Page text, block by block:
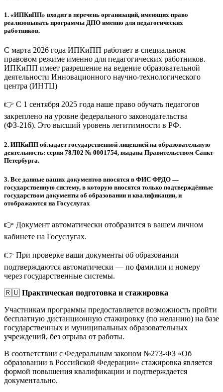
1. «ИПКиПП» входит в перечень организаций, имеющих право
реализовывать программы ДПО именно для педагогических
работников.
С марта 2026 года ИПКиПП работает в специальном
правовом режиме именно для педагогических работников.
ИПКиПП имеет разрешение на ведение образовательной
деятельности Инновационного научно-технологического
центра (ИНТЦ)
👉 С 1 сентября 2025 года наше право обучать педагогов
закреплено на уровне федерального законодательства
(ФЗ-216). Это высший уровень легитимности в РФ.
2. ИПКиПП обладает государственной лицензией на образовательную
деятельность: серия 78Л02 № 0001754, выдана Правительством Санкт-
Петербурга.
3. Все данные ваших документов вносятся в ФИС ФРДО —
государственную систему, в которую вносятся только подтверждённые
государством документы об образовании и квалификации, и
отображаются на Госуслугах
👉 Документ автоматически отобразится в вашем личном
кабинете на Госуслугах.
👉 При проверке ваши документы об образовании
подтверждаются автоматически — по фамилии и номеру
через государственные системы.
🇷🇺 Практическая подготовка и стажировка
Участникам программы предоставляется возможность пройти
бесплатную дистанционную стажировку (по желанию) на базе
государственных и муниципальных образовательных
учреждений, без отрыва от работы.
В соответствии с Федеральным законом №273-ФЗ «Об
образовании в Российской Федерации» стажировка является
формой повышения квалификации и подтверждается
документально.